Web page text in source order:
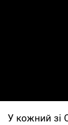
У кожний зі